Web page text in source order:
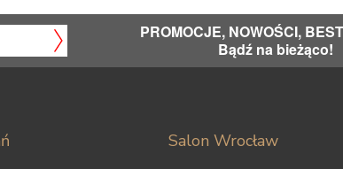
PROMOCJE, NOWOŚCI,
Bądź na bieżąco!
Salon Wrocław